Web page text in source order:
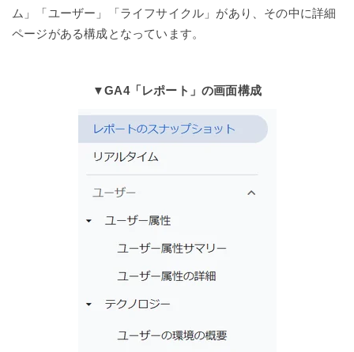
ム」「ユーザー」「ライフサイクル」があり、その中に詳細
ページがある構成となっています。
▼GA4「レポート」の画面構成